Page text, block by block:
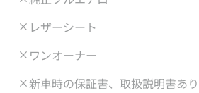
レザーシート
ワンオーナー
新車時の保証書、取扱説明書あり